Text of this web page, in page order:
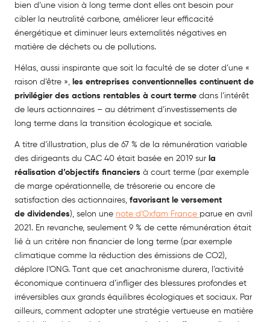
bien d’une vision à long terme dont elles ont besoin pour
cibler la neutralité carbone, améliorer leur efficacité
énergétique et diminuer leurs externalités négatives en
matière de déchets ou de pollutions.
Hélas, aussi inspirante que soit la faculté de se doter d’une «
raison d’être »,
les entreprises conventionnelles continuent de
privilégier des actions rentables à court terme dans l’intérêt
de leurs actionnaires – au détriment d’investissements de
long terme dans la transition écologique et sociale.
A titre d’illustration, plus de 67 % de la rémunération variable
des dirigeants du CAC 40 était basée en 2019 sur la
réalisation d’objectifs financiers à court terme (par exemple
de marge opérationnelle, de trésorerie ou encore de
satisfaction des actionnaires, favorisant le versement
de dividendes), selon une note d’Oxfam France parue en avril
2021. En revanche, seulement 9 % de cette rémunération était
lié à un critère non financier de long terme (par exemple
climatique comme la réduction des émissions de CO2),
déplore l’ONG. Tant que cet anachronisme durera, l’activité
économique continuera d’infliger des blessures profondes et
irréversibles aux grands équilibres écologiques et sociaux. Par
ailleurs, comment adopter une stratégie vertueuse en matière